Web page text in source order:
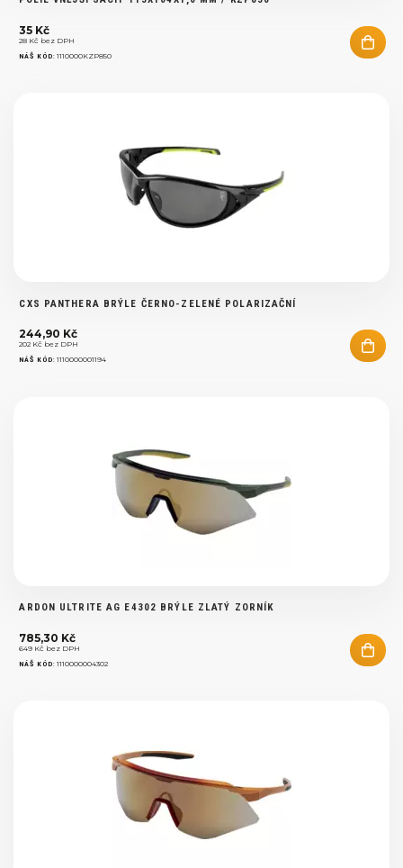
35 Kč
28 Kč bez DPH
NÁŠ KÓD:1110000KZP850
CXS PANTHERA BRÝLE ČERNO-ZELENÉ POLARIZAČNÍ
244,90 Kč
202 Kč bez DPH
NÁŠ KÓD:1110000001194
ARDON ULTRITE AG E4302 BRÝLE ZLATÝ ZORNÍK
785,30 Kč
649 Kč bez DPH
NÁŠ KÓD:1110000004302